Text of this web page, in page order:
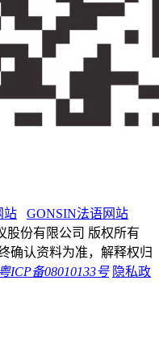
站
GONSIN法语网站
股份有限公司 版权所有
确认资料为准，解释权归
粤ICP备08010133号 隐私政